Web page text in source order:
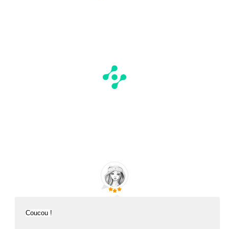
Coucou !